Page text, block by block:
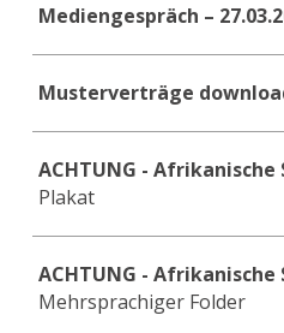
Mediengespräch –
Musterverträge
ACHTUNG - Afrikanische
Plakat
ACHTUNG - Afrikanische
Mehrsprachiger Folder